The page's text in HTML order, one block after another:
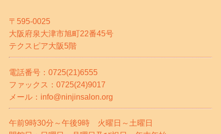
〒595-0025
大阪府泉大津市旭町22番45号
テクスピア大阪5階
電話番号：0725(21)6555
ファックス：0725(24)9017
メール：info@ninjinsalon.org
午前9時30分～午後9時 火曜日～土曜日